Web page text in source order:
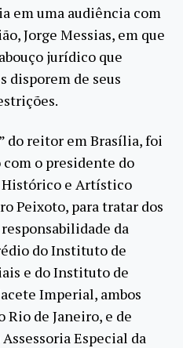
em uma audiência com
Jorge Messias, em que
jurídico que
disporem de seus
do reitor em Brasília, foi
o presidente do
e Artístico
Peixoto, para tratar dos
da
do Instituto de
e do Instituto de
Imperial, ambos
de Janeiro, e de
Especial da